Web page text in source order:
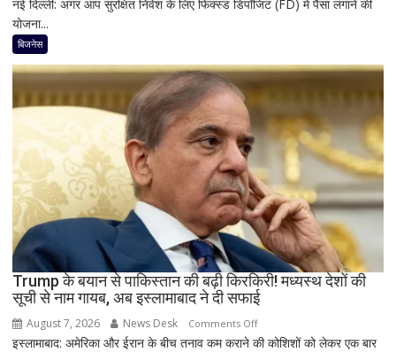
1
FD
पर
कितना
रहा
Bank
of
Baroda?
सीनियर
सिटीजन
को
मिल
ज्यादा
नई दिल्ली: अगर आप सुरक्षित निवेश के लिए फिक्स्ड डिपॉजिट (FD) में पैसा लगाने की
योजना...
बिजनेस
Trump के बयान से पाकिस्तान की बढ़ी किरकिरी! मध्यस्थ देशों की
सूची से नाम गायब, अब इस्लामाबाद ने दी सफाई
August 7, 2026 News Desk Comments Offon
Trump
इस्लामाबाद: अमेरिका और ईरान के बीच तनाव कम कराने की कोशिशों को लेकर एक बार